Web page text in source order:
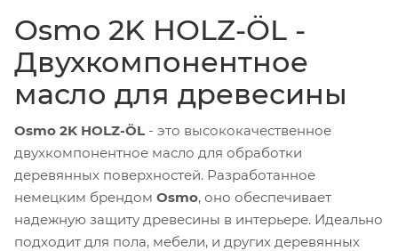
Osmo 2K HOLZ-ÖL -
Двухкомпонентное
масло для древесины
Osmo 2K HOLZ-ÖL - это высококачественное
двухкомпонентное масло для обработки
деревянных поверхностей. Разработанное
немецким брендом Osmo, оно обеспечивает
надежную защиту древесины в интерьере. Идеально
подходит для пола, мебели, и других деревянных